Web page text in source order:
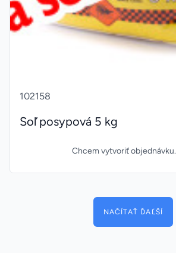
102158
Soľ posypová 5 kg
Chcem vytvoriť objednávku.
NAČÍTAŤ ĎAĽŠÍ